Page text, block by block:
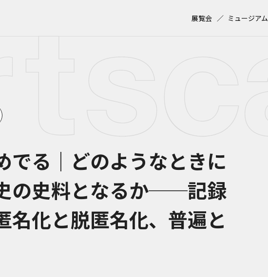
展覧会 ミュージアム
でる｜どのようなときに
の史料となるか──記録
名化と脱匿名化、普遍と